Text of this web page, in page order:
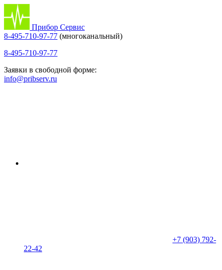
Прибор Сервис
8-495-710-97-77 (многоканальный)
8-495-710-97-77
Заявки в свободной форме:
info@pribserv.ru
+7 (903) 792-
22-42